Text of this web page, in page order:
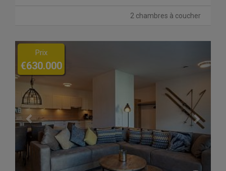
2 chambres à coucher
Previous
Prix
€630.000